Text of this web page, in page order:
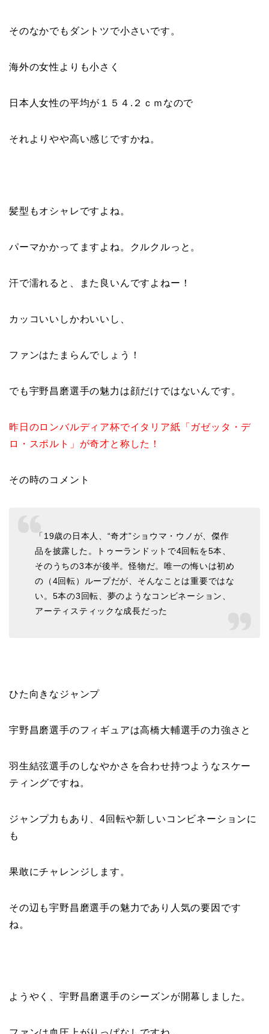
そのなかでもダントツで小さいです。
海外の女性よりも小さく
日本人女性の平均が１５４.２ｃｍなので
それよりやや高い感じですかね。
髪型もオシャレですよね。
パーマかかってますよね。クルクルっと。
汗で濡れると、また良いんですよねー！
カッコいいしかわいいし、
ファンはたまらんでしょう！
でも宇野昌磨選手の魅力は顔だけではないんです。
昨日のロンバルディア杯でイタリア紙「ガゼッタ・デ
ロ・スポルト」が奇才と称した！
その時のコメント
「19歳の日本人、“奇才”ショウマ・ウノが、傑作
品を披露した。トゥーランドットで4回転を5本、
そのうちの3本が後半。怪物だ。唯一の悔いは初め
の（4回転）ループだが、そんなことは重要ではな
い。5本の3回転、夢のようなコンビネーション、
アーティスティックな成長だった
ひた向きなジャンプ
宇野昌磨選手のフィギュアは高橋大輔選手の力強さと
羽生結弦選手のしなやかさを合わせ持つようなスケー
ティングですね。
ジャンプ力もあり、4回転や新しいコンビネーションに
も
果敢にチャレンジします。
その辺も宇野昌磨選手の魅力であり人気の要因です
ね。
ようやく、宇野昌磨選手のシーズンが開幕しました。